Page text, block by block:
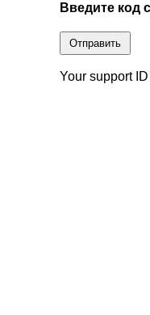
Введите код
Отправить
Your support